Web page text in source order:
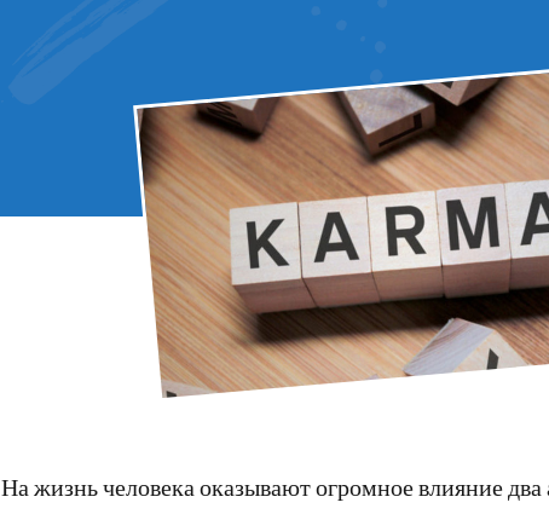
На жизнь человека оказывают огромное влияние два